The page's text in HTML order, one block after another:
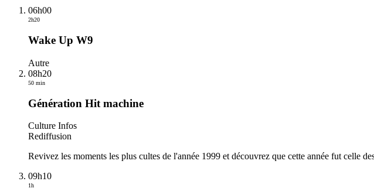
06h00
2h20
Wake Up W9
Autre
08h20
50 min
Génération Hit machine
Culture Infos
Rediffusion
Revivez les moments les plus cultes de l'année 1999 et découvrez que cette année fut celle
09h10
1h